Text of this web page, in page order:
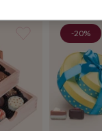
-20%